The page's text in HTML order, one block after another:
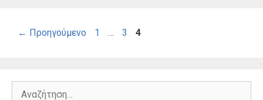
← Προηγούμενο Σελίδα
1 … Σελίδα
3 Σελίδα
4
Αναζήτηση